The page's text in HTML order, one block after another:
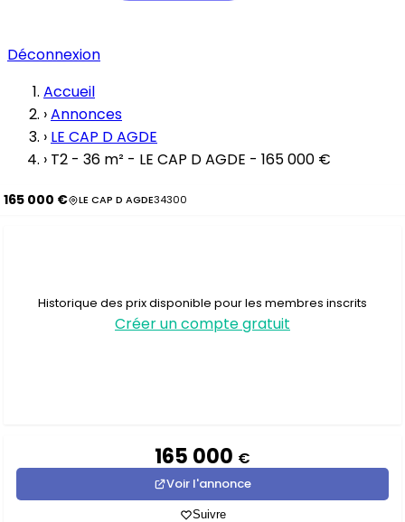
Déconnexion
Accueil
›Annonces
› LE CAP D AGDE
› T2 - 36 m² - LE CAP D AGDE - 165 000 €
165 000 € LE CAP D AGDE34300
Historique des prix disponible pour les membres inscrits
Créer un compte gratuit
165 000 €
Voir l'annonce
Suivre